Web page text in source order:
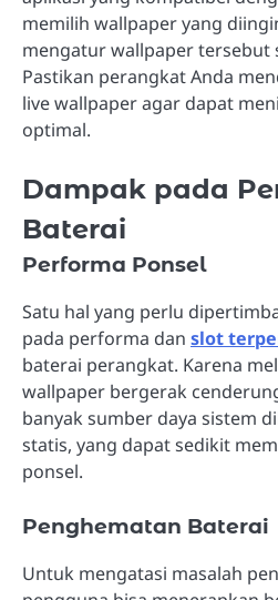
memilih wallpaper yang
mengatur wallpaper tersebut
Pastikan perangkat Anda
live wallpaper agar dapat
optimal.
Dampak pada
Baterai
Performa Ponsel
Satu hal yang perlu
pada performa dan slot
baterai perangkat. Karena
wallpaper bergerak
banyak sumber daya sistem
statis, yang dapat sedikit
ponsel.
Penghematan Baterai
Untuk mengatasi masalah